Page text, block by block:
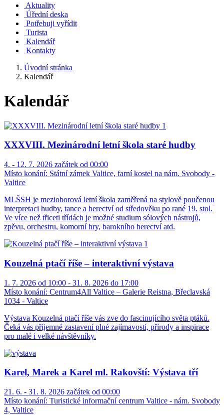
Aktuality
Úřední deska
Potřebuji vyřídit
Turista
Kalendář
Kontakty
Úvodní stránka
Kalendář
Kalendář
XXXVIII. Mezinárodní letní škola staré hudby
4. - 12. 7. 2026 začátek od 00:00
Místo konání: Státní zámek Valtice, farní kostel na nám. Svobody -
Valtice
MLŠSH je mezioborová letní škola zaměřená na stylově poučenou
interpretaci hudby, tance a herectví od středověku po rané 19. stol.
Ve více než třiceti třídách je možné studium sólových nástrojů,
zpěvu, orchestru, komorní hry, barokního herectví atd.
Kouzelná ptačí říše – interaktivní výstava
1. 7. 2026 od 10:00 - 31. 8. 2026 do 17:00
Místo konání: Centrum4All Valtice – Galerie Reistna, Břeclavská
1034 - Valtice
Výstava Kouzelná ptačí říše vás zve do fascinujícího světa ptáků.
Čeká vás příjemné zastavení plné zajímavostí, přírody a inspirace
pro malé i velké návštěvníky.
Karel, Marek a Karel ml. Rakovští: Výstava tří
21. 6. - 31. 8. 2026 začátek od 00:00
Místo konání: Turistické informační centrum Valtice - nám. Svobody
4, Valtice